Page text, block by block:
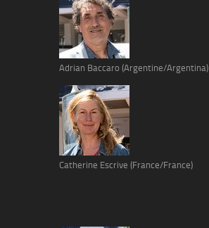
Adrian Baccaro (Argentine/Argentina)
Catherine Escrive (France/France)